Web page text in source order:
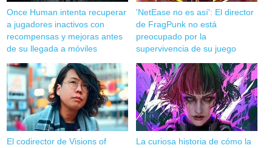
Once Human intenta recuperar
a jugadores inactivos con
recompensas y mejoras antes
de su llegada a móviles
'NetEase no es así': El director
de FragPunk no está
preocupado por la
supervivencia de su juego
El codirector de Visions of
La curiosa historia de cómo la